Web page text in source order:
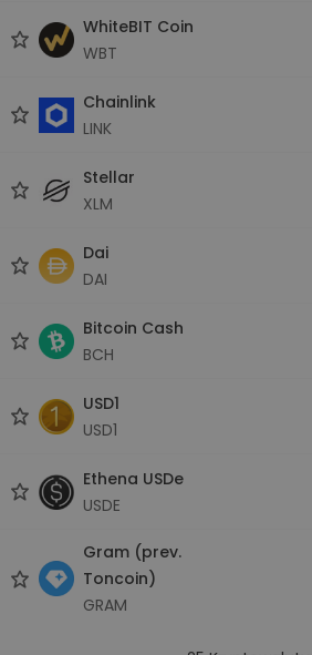
WhiteBIT Coin
WBT
Chainlink
LINK
Stellar
XLM
Dai
DAI
Bitcoin Cash
BCH
USD1
USD1
Ethena USDe
USDE
Gram (prev.
Toncoin)
GRAM